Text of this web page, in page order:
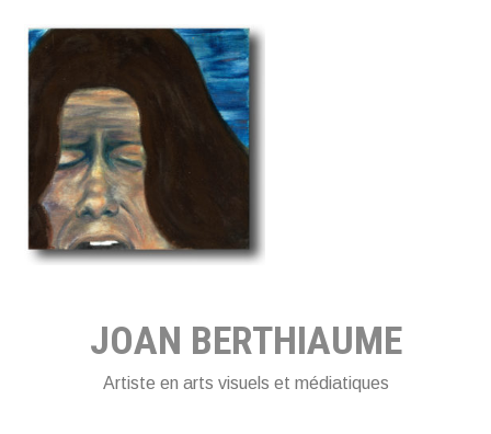
Aller
au
principal
JOAN BERTHIAUME
Artiste en arts visuels et médiatiques